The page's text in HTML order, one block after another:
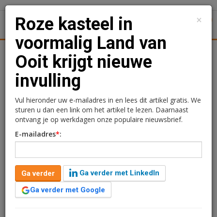
Uitgelicht Achtergronden
Roze kasteel in voormalig
Land van Ooit krijgt
nieuwe invulling
Niet alleen wordt het landgoed herontwikkeld, ook het
Roze Kasteel in het voormalige Land van Ooit krijgt een
nieuwe invulling. Camelot gaat het leegstandsbeheer
×
Roze kasteel in
voormalig Land van
Ooit krijgt nieuwe
invulling
Vul hieronder uw e-mailadres in en lees dit artikel gratis. We
sturen u dan een link om het artikel te lezen. Daarnaast
ontvang je op werkdagen onze populaire nieuwsbrief.
E-mailadres*:
Ga verder
Ga verder met LinkedIn
Ga verder met Google